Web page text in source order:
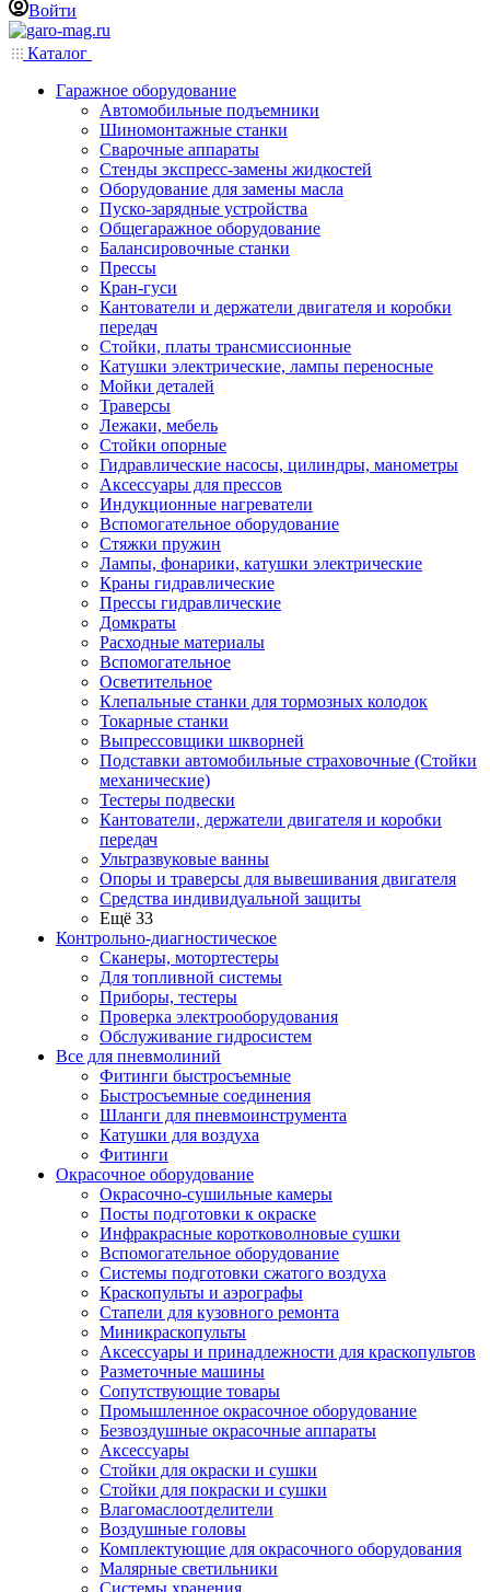
Войти
Каталог
Гаражное оборудование
Автомобильные подъемники
Шиномонтажные станки
Сварочные аппараты
Стенды экспресс-замены жидкостей
Оборудование для замены масла
Пуско-зарядные устройства
Общегаражное оборудование
Балансировочные станки
Прессы
Кран-гуси
Кантователи и держатели двигателя и коробки
передач
Стойки, платы трансмиссионные
Катушки электрические, лампы переносные
Мойки деталей
Траверсы
Лежаки, мебель
Стойки опорные
Гидравлические насосы, цилиндры, манометры
Аксессуары для прессов
Индукционные нагреватели
Вспомогательное оборудование
Стяжки пружин
Лампы, фонарики, катушки электрические
Краны гидравлические
Прессы гидравлические
Домкраты
Расходные материалы
Вспомогательное
Осветительное
Клепальные станки для тормозных колодок
Токарные станки
Выпрессовщики шкворней
Подставки автомобильные страховочные (Стойки
механические)
Тестеры подвески
Кантователи, держатели двигателя и коробки
передач
Ультразвуковые ванны
Опоры и траверсы для вывешивания двигателя
Средства индивидуальной защиты
Ещё 33
Контрольно-диагностическое
Сканеры, мотортестеры
Для топливной системы
Приборы, тестеры
Проверка электрооборудования
Обслуживание гидросистем
Все для пневмолиний
Фитинги быстросъемные
Быстросъемные соединения
Шланги для пневмоинструмента
Катушки для воздуха
Фитинги
Окрасочное оборудование
Окрасочно-сушильные камеры
Посты подготовки к окраске
Инфракрасные коротковолновые сушки
Вспомогательное оборудование
Системы подготовки сжатого воздуха
Краскопульты и аэрографы
Стапели для кузовного ремонта
Миникраскопульты
Аксессуары и принадлежности для краскопультов
Разметочные машины
Сопутствующие товары
Промышленное окрасочное оборудование
Безвоздушные окрасочные аппараты
Аксессуары
Стойки для окраски и сушки
Стойки для покраски и сушки
Влагомаслоотделители
Воздушные головы
Комплектующие для окрасочного оборудования
Малярные светильники
Системы хранения